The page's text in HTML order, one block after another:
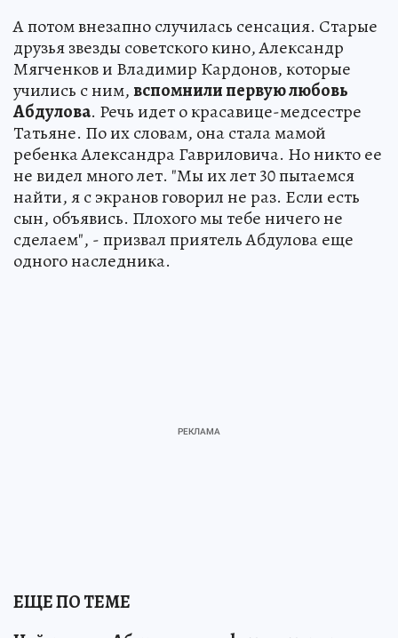
А потом внезапно случилась сенсация. Старые
друзья звезды советского кино, Александр
Мягченков и Владимир Кардонов, которые
учились с ним,вспомнили первую любовь
Абдулова. Речь идет о красавице-медсестре
Татьяне. По их словам, она стала мамой
ребенка Александра Гавриловича. Но никто ее
не видел много лет. "Мы их лет 30 пытаемся
найти, я с экранов говорил не раз. Если есть
сын, объявись. Плохого мы тебе ничего не
сделаем", - призвал приятель Абдулова еще
одного наследника.
ЕЩЕ ПО ТЕМЕ